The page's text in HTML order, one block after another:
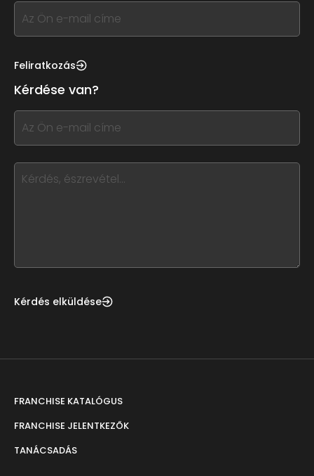
If
you
this,
this
form
field
blank
Feliratkozás
Kérdése van?
If
you
this,
Kérdés elküldése
FRANCHISE KATALÓGUS
FRANCHISE JELENTKEZŐK
TANÁCSADÁS